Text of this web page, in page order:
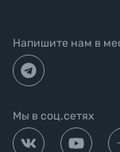
Напишите нам в
Мы в соц.сетях